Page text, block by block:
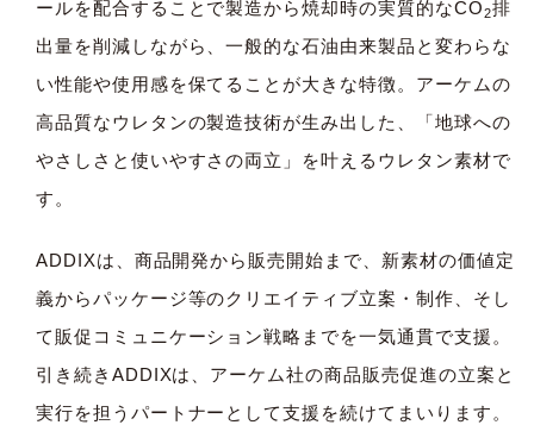
ールを配合することで製造から焼却時の実質的なCO2排
出量を削減しながら、一般的な石油由来製品と変わらな
い性能や使用感を保てることが大きな特徴。アーケムの
高品質なウレタンの製造技術が生み出した、「地球への
やさしさと使いやすさの両立」を叶えるウレタン素材で
す。
ADDIXは、商品開発から販売開始まで、新素材の価値定
義からパッケージ等のクリエイティブ立案・制作、そし
て販促コミュニケーション戦略までを一気通貫で支援。
引き続きADDIXは、アーケム社の商品販売促進の立案と
実行を担うパートナーとして支援を続けてまいります。